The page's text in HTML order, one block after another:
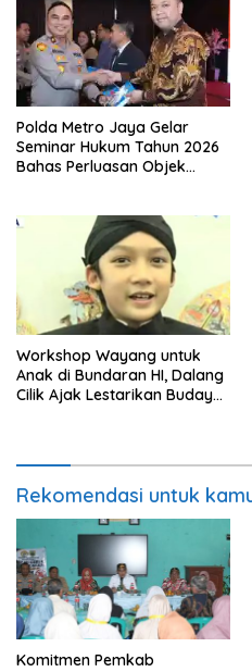
Polda Metro Jaya Gelar
Seminar Hukum Tahun 2026
Bahas Perluasan Objek
Workshop Wayang untuk
Anak di Bundaran HI, Dalang
Cilik Ajak Lestarikan Budaya
Rekomendasi untuk
Komitmen Pemkab